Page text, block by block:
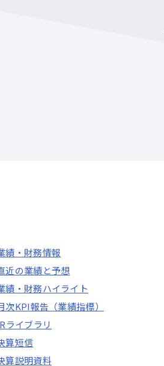
績・財務情報
近の業績と予想
績・財務ハイライト
次KPI報告（業績指標）
ライブラリ
算短信
算説明資料